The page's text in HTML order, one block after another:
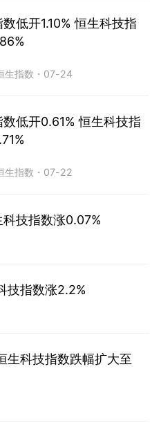
低开1.10% 恒生科技指
生指数 ・ 07-24
数低开0.61% 恒生科技指
生指数 ・ 07-22
技指数涨0.07%
技指数涨2.2%
生科技指数跌幅扩大至